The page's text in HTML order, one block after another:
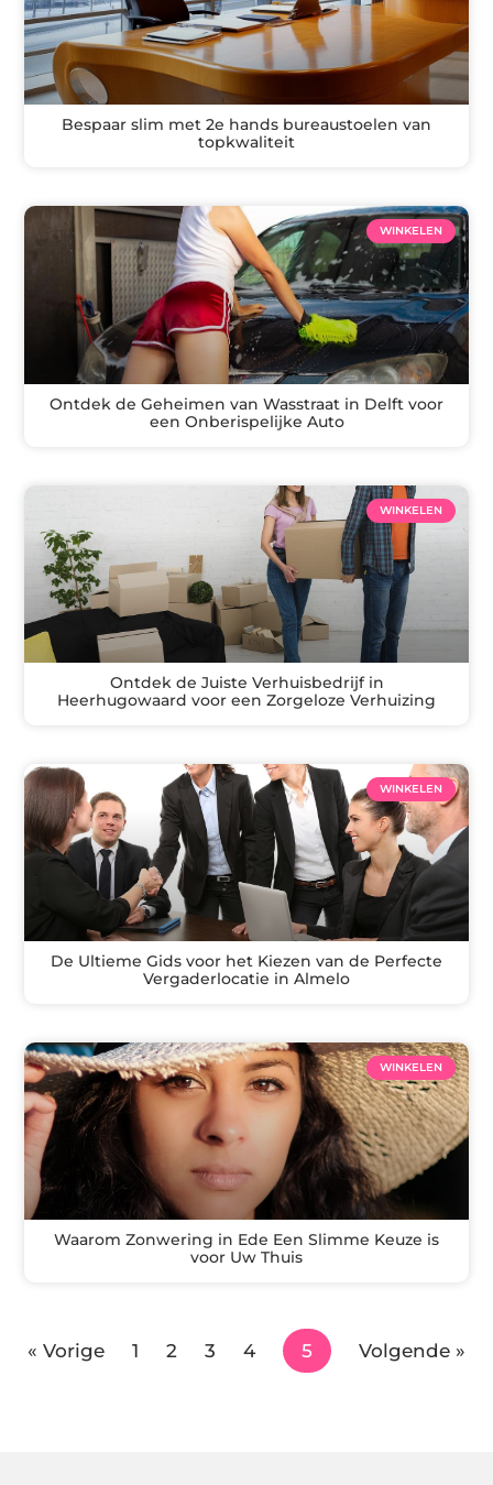
Bespaar slim met 2e hands bureaustoelen van
topkwaliteit
WINKELEN
Ontdek de Geheimen van Wasstraat in Delft voor
een Onberispelijke Auto
WINKELEN
Ontdek de Juiste Verhuisbedrijf in
Heerhugowaard voor een Zorgeloze Verhuizing
WINKELEN
De Ultieme Gids voor het Kiezen van de Perfecte
Vergaderlocatie in Almelo
WINKELEN
Waarom Zonwering in Ede Een Slimme Keuze is
voor Uw Thuis
« Vorige 1 2 3 4 5 Volgende »